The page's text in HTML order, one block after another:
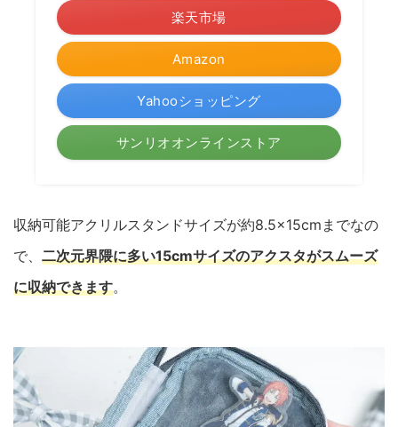
Amazon
楽天市場
Yahooショッピング
サンリオオンラインストア
収納可能アクリルスタンドサイズが約8.5×15cmまでなの
で、 二次元界隈に多い15cmサイズのアクスタがスムーズ
に収納できます。